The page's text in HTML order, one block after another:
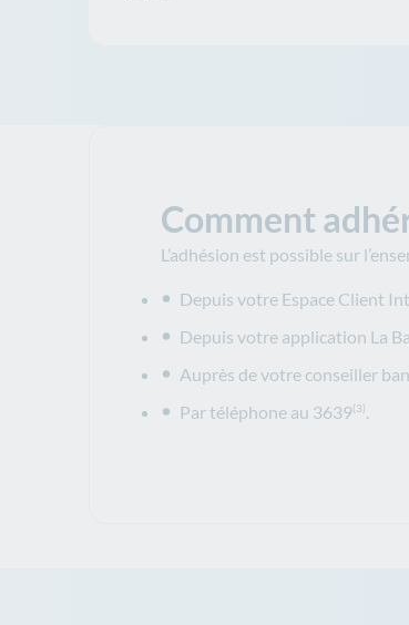
Comment
L’adhésion est possible sur
Depuis votre Espace Client
Depuis votre application La
Auprès de votre conseiller
Par téléphone au 3639(3).